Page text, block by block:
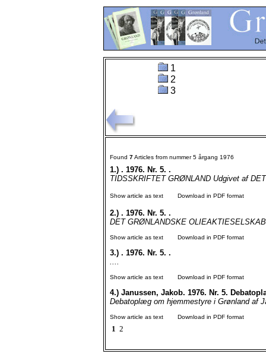
1
2
3
Found 7Articles from nummer 5 årgang 1976
1.) . 1976. Nr. 5. .
TIDSSKRIFTET GRØNLAND Udgivet af
Show article as text Download in PDF format
2.) . 1976. Nr. 5. .
DET GRØNLANDSKE
Show article as text Download in PDF format
3.) . 1976. Nr. 5. .
....
Show article as text Download in PDF format
4.) Janussen, Jakob. 1976. Nr. 5.
Debatoplæg om hjemmestyre i Grønland af
Show article as text Download in PDF format
1 2